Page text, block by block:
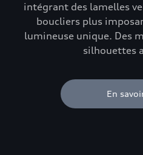
intégrant des lamelles
boucliers plus
lumineuse unique. Des
silhouettes
En